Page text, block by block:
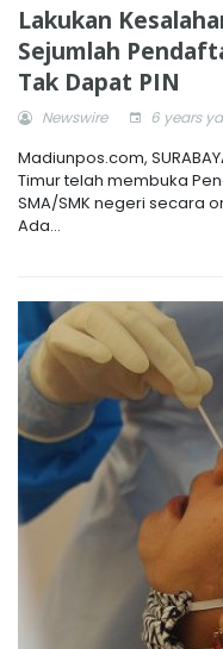
Lakukan
Sejumlah
Tak Dapat PIN
Newswire 6 years
Madiunpos.com,
Timur telah membuka
SMA/SMK negeri secara
Ada...